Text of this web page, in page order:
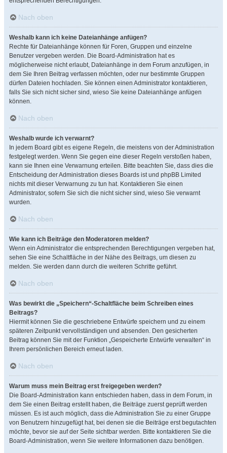
Nach oben
Weshalb kann ich keine Dateianhänge anfügen?
Rechte für Dateianhänge können für Foren, Gruppen und einzelne
Benutzer vergeben werden. Die Board-Administration hat es
möglicherweise nicht erlaubt, Dateianhänge in dem Forum anzufügen, in
dem Sie Ihren Beitrag verfassen möchten, oder nur bestimmte Gruppen
dürfen Dateien hochladen. Sie können einen Administrator kontaktieren,
falls Sie sich nicht sicher sind, wieso Sie keine Dateianhänge anfügen
können.
Nach oben
Weshalb wurde ich verwarnt?
In jedem Board gibt es eigene Regeln, die meistens von der Administration
festgelegt werden. Wenn Sie gegen eine dieser Regeln verstoßen haben,
kann sie Ihnen eine Verwarnung erteilen. Bitte beachten Sie, dass dies die
Entscheidung der Administration dieses Boards ist und phpBB Limited
nichts mit dieser Verwarnung zu tun hat. Kontaktieren Sie einen
Administrator, sofern Sie sich die nicht sicher sind, wieso Sie verwarnt
wurden.
Nach oben
Wie kann ich Beiträge den Moderatoren melden?
Wenn ein Administrator die entsprechenden Berechtigungen vergeben hat,
sehen Sie eine Schaltfläche in der Nähe des Beitrags, um diesen zu
melden. Sie werden dann durch die weiteren Schritte geführt.
Nach oben
Was bewirkt die „Speichern“-Schaltfläche beim Schreiben eines
Beitrags?
Hiermit können Sie die geschriebene Entwürfe speichern und zu einem
späteren Zeitpunkt vervollständigen und absenden. Den gesicherten
Beitrag können Sie mit der Funktion „Gespeicherte Entwürfe verwalten“ in
Ihrem persönlichen Bereich erneut laden.
Nach oben
Warum muss mein Beitrag erst freigegeben werden?
Die Board-Administration kann entschieden haben, dass in dem Forum, in
dem Sie einen Beitrag erstellt haben, die Beiträge zuerst geprüft werden
müssen. Es ist auch möglich, dass die Administration Sie zu einer Gruppe
von Benutzern hinzugefügt hat, bei denen sie die Beiträge erst begutachten
möchte, bevor sie auf der Seite sichtbar werden. Bitte kontaktieren Sie die
Board-Administration, wenn Sie weitere Informationen dazu benötigen.